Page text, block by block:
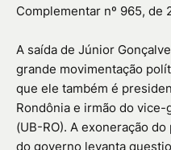
Complementar nº 965, de
A saída de Júnior
grande movimentação
que ele também é
Rondônia e irmão do
(UB-RO). A exoneração
do governo levanta